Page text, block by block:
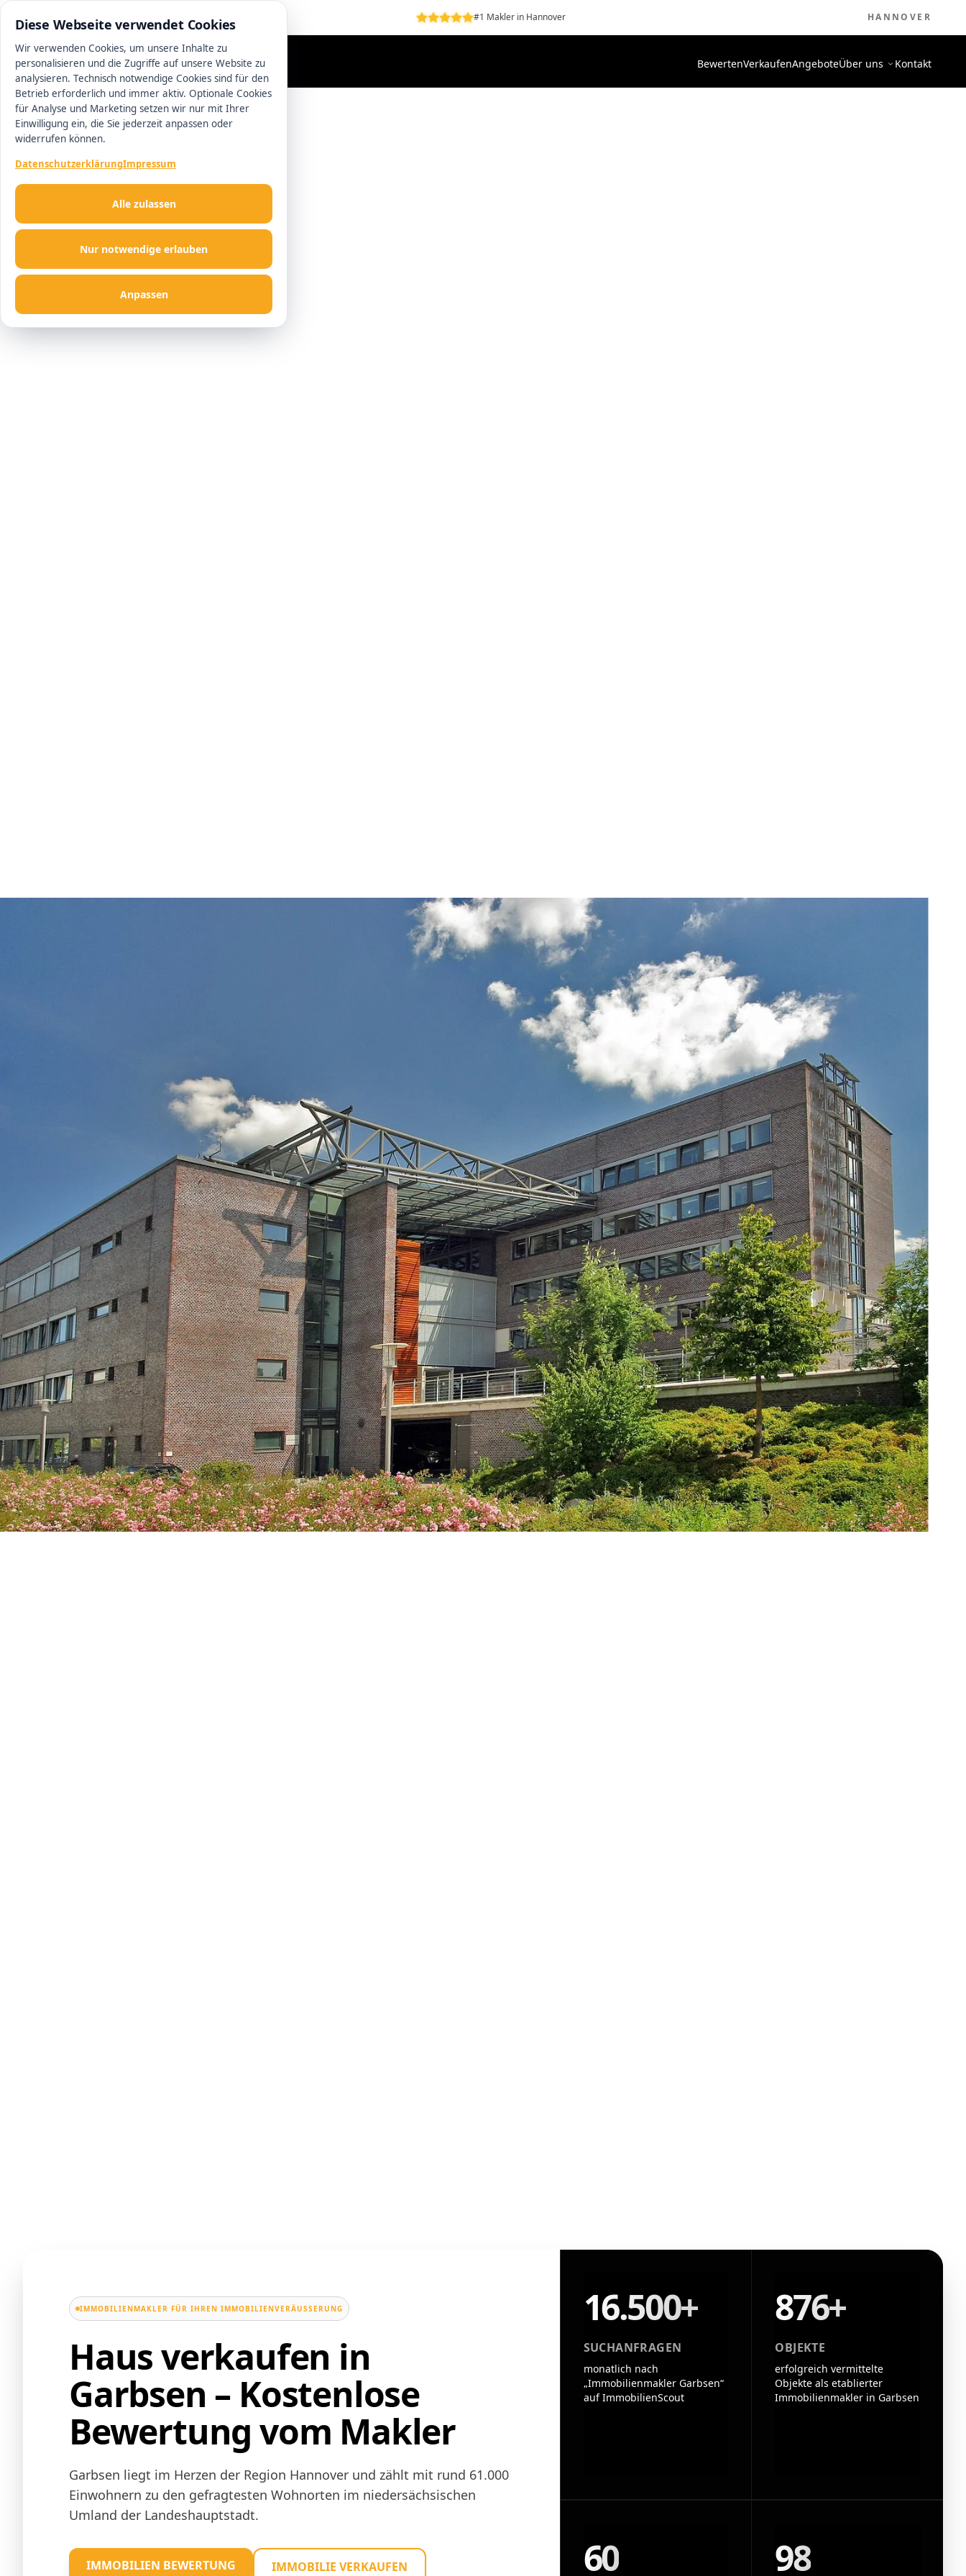
05131 9755830 #1 Makler in Hannover HANNOVER
BewertenVerkaufenAngeboteÜber uns Kontakt
IMMOBILIENMAKLER FÜR IHREN IMMOBILIENVERÄUSSERUNG
Haus verkaufen in
Garbsen – Kostenlose
Bewertung vom Makler
Garbsen liegt im Herzen der Region Hannover und zählt mit rund 61.000
Einwohnern zu den gefragtesten Wohnorten im niedersächsischen
Umland der Landeshauptstadt.
IMMOBILIEN BEWERTUNG IMMOBILIE VERKAUFEN
16.500+
SUCHANFRAGEN
monatlich nach
„Immobilienmakler Garbsen“
auf ImmobilienScout
876+
OBJEKTE
erfolgreich vermittelte
Objekte als etablierter
Immobilienmakler in Garbsen
60 98
Diese Webseite verwendet Cookies
Wir verwenden Cookies, um unsere Inhalte zu
personalisieren und die Zugriffe auf unsere Website zu
analysieren. Technisch notwendige Cookies sind für den
Betrieb erforderlich und immer aktiv. Optionale Cookies
für Analyse und Marketing setzen wir nur mit Ihrer
Einwilligung ein, die Sie jederzeit anpassen oder
widerrufen können.
DatenschutzerklärungImpressum
Nur notwendige erlauben
Anpassen
Alle zulassen